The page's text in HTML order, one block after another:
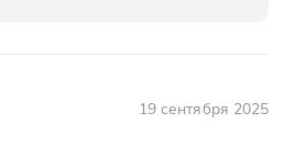
19 сентября 2025